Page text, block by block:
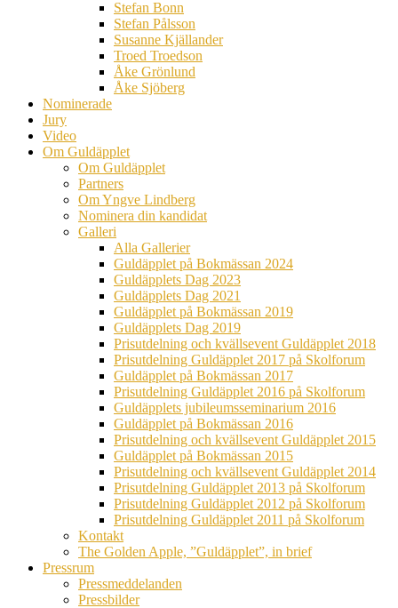
Stefan Bonn
Stefan Pålsson
Susanne Kjällander
Troed Troedson
Åke Grönlund
Åke Sjöberg
Nominerade
Jury
Video
Om Guldäpplet
Om Guldäpplet
Partners
Om Yngve Lindberg
Nominera din kandidat
Galleri
Alla Gallerier
Guldäpplet på Bokmässan 2024
Guldäpplets Dag 2023
Guldäpplets Dag 2021
Guldäpplet på Bokmässan 2019
Guldäpplets Dag 2019
Prisutdelning och kvällsevent Guldäpplet 2018
Prisutdelning Guldäpplet 2017 på Skolforum
Guldäpplet på Bokmässan 2017
Prisutdelning Guldäpplet 2016 på Skolforum
Guldäpplets jubileumsseminarium 2016
Guldäpplet på Bokmässan 2016
Prisutdelning och kvällsevent Guldäpplet 2015
Guldäpplet på Bokmässan 2015
Prisutdelning och kvällsevent Guldäpplet 2014
Prisutdelning Guldäpplet 2013 på Skolforum
Prisutdelning Guldäpplet 2012 på Skolforum
Prisutdelning Guldäpplet 2011 på Skolforum
Kontakt
The Golden Apple, ”Guldäpplet”, in brief
Pressrum
Pressmeddelanden
Pressbilder